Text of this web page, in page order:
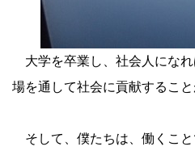
大学を卒業し、社会人になれ
場を通して社会に貢献するこ
そして、僕たちは、働くこ